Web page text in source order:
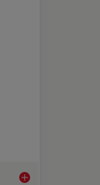
Differential